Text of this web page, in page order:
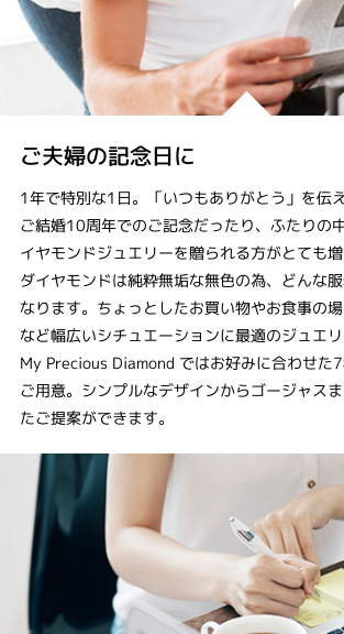
ご夫婦の記念日に
1年で特別な1日。「いつもありがとう」を伝え
ご結婚10周年でのご記念だったり、ふたりの
イヤモンドジュエリーを贈られる方がとても増
ダイヤモンドは純粋無垢な無色の為、どんな
なります。ちょっとしたお買い物やお食事の
など幅広いシチュエーションに最適のジュエリ
My Precious Diamond ではお好みに合わせた
ご用意。シンプルなデザインからゴージャス
たご提案ができます。